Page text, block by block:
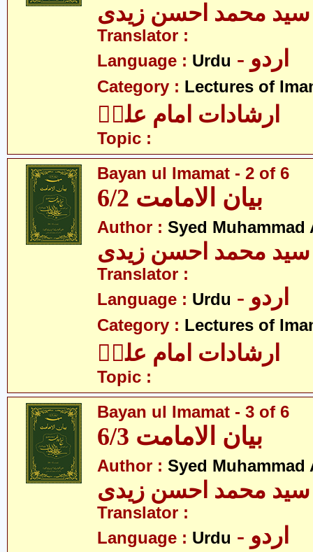
سید محمد احسن زیدی
Translator :
Language : Urdu - اردو
Category : Lectures of
ارشادات امام علیؑ
Topic :
Bayan ul Imamat - 2 of 6
بیان الامامت 6/2
Author : Syed Muhammad
سید محمد احسن زیدی
Translator :
Language : Urdu - اردو
Category : Lectures of
ارشادات امام علیؑ
Topic :
Bayan ul Imamat - 3 of 6
بیان الامامت 6/3
Author : Syed Muhammad
سید محمد احسن زیدی
Translator :
Language : Urdu - اردو